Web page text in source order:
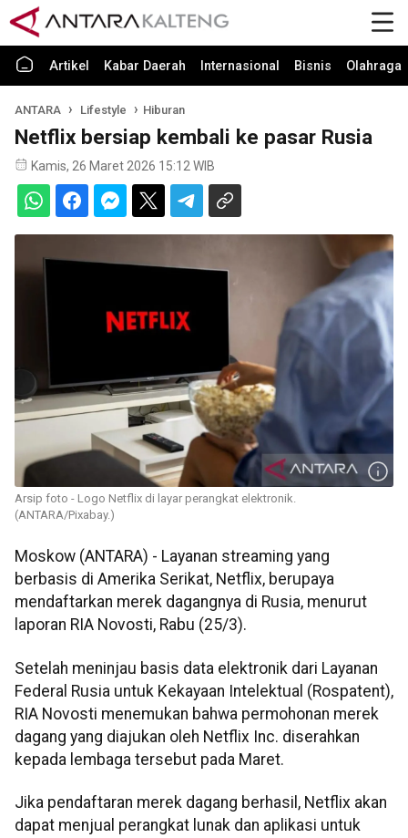
Artikel Kabar Daerah Internasional Bisnis Olahraga
ANTARA Lifestyle Hiburan
Netflix bersiap kembali ke pasar Rusia
Kamis, 26 Maret 2026 15:12 WIB
Arsip foto - Logo Netflix di layar perangkat elektronik.
(ANTARA/Pixabay.)
Moskow (ANTARA) - Layanan streaming yang
berbasis di Amerika Serikat, Netflix, berupaya
mendaftarkan merek dagangnya di Rusia, menurut
laporan RIA Novosti, Rabu (25/3).
Setelah meninjau basis data elektronik dari Layanan
Federal Rusia untuk Kekayaan Intelektual (Rospatent),
RIA Novosti menemukan bahwa permohonan merek
dagang yang diajukan oleh Netflix Inc. diserahkan
kepada lembaga tersebut pada Maret.
Jika pendaftaran merek dagang berhasil, Netflix akan
dapat menjual perangkat lunak dan aplikasi untuk